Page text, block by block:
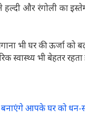
और रंगोली का
भी घर की ऊर्जा को
स्वास्थ्य भी बेहतर रहता
आपके घर को धन-